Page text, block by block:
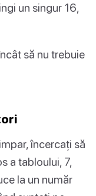
un singur 16,
să nu trebuie
încercați să
a tabloului, 7,
la un număr